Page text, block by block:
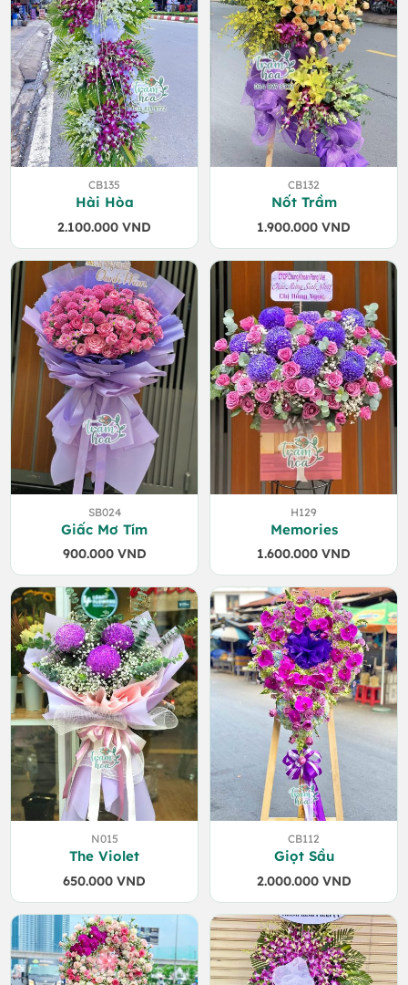
CB135
Hài Hòa
2.100.000 VND
CB132
Nốt Trầm
1.900.000 VND
SB024
Giấc Mơ Tím
900.000 VND
H129
Memories
1.600.000 VND
N015
The Violet
650.000 VND
CB112
Giọt Sầu
2.000.000 VND